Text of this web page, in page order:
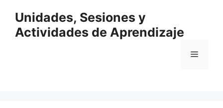
contenido
Unidades, Sesiones y
Actividades de Aprendizaje
Menú